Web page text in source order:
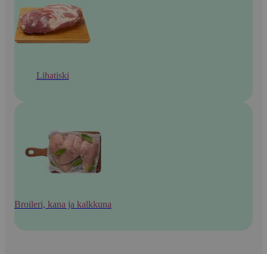
Lihatiski
Broileri, kana ja kalkkuna